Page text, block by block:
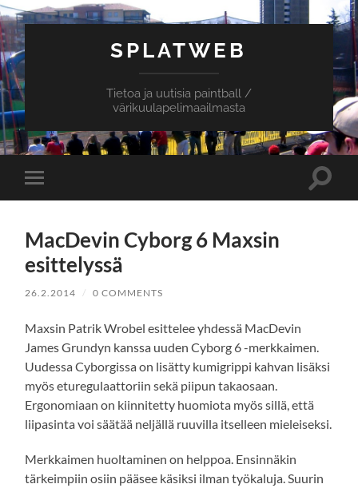
SPLATWEB
Tietoa ja uutisia paintball /
värikuulapelimaailmasta
Toggle
mobile
Toggle
MacDevin Cyborg 6 Maxsin
esittelyssä
26.2.2014 / 0 COMMENTS
Maxsin Patrik Wrobel esittelee yhdessä MacDevin
James Grundyn kanssa uuden Cyborg 6 -merkkaimen.
Uudessa Cyborgissa on lisätty kumigrippi kahvan lisäksi
myös eturegulaattoriin sekä piipun takaosaan.
Ergonomiaan on kiinnitetty huomiota myös sillä, että
liipasinta voi säätää neljällä ruuvilla itselleen mieleiseksi.
Merkkaimen huoltaminen on helppoa. Ensinnäkin
tärkeimpiin osiin pääsee käsiksi ilman työkaluja. Suurin